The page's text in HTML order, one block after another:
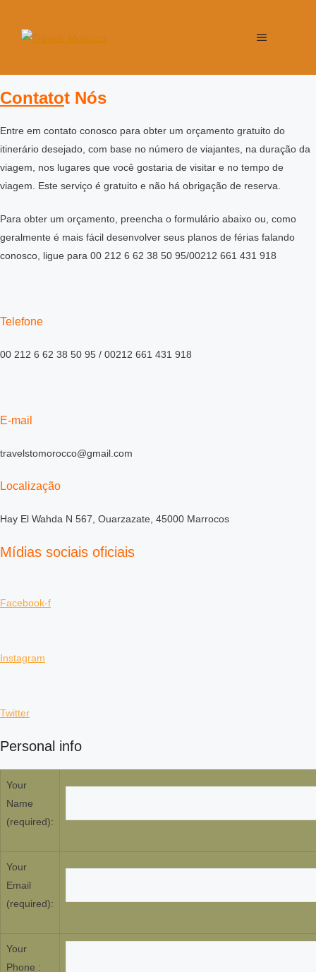
Contatot Nós
Entre em contato conosco para obter um orçamento gratuito do
itinerário desejado, com base no número de viajantes, na duração da
viagem, nos lugares que você gostaria de visitar e no tempo de
viagem. Este serviço é gratuito e não há obrigação de reserva.
Para obter um orçamento, preencha o formulário abaixo ou, como
geralmente é mais fácil desenvolver seus planos de férias falando
conosco, ligue para 00 212 6 62 38 50 95/00212 661 431 918
Telefone
00 212 6 62 38 50 95 / 00212 661 431 918
E-mail
travelstomorocco@gmail.com
Localização
Hay El Wahda N 567, Ouarzazate, 45000 Marrocos
Mídias sociais oficiais
Facebook-f
Instagram
Twitter
Personal info
Your
Name
(required):
Your
Email
(required):
Your
Phone :